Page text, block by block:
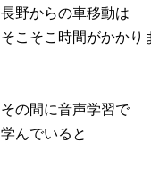
長野からの車移動は
そこそこ時間がかかり
その間に音声学習で
学んでいると